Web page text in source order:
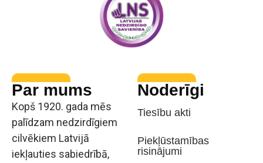
Par mums
Kopš 1920. gada mēs
palīdzam nedzirdīgiem
cilvēkiem Latvijā
iekļauties sabiedrībā,
Noderīgi
Tiesību akti
Piekļūstamības
risinājumi